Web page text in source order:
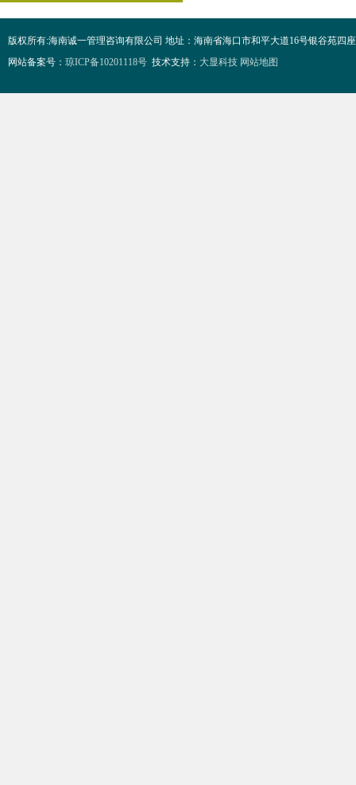
版权所有:海南诚一管理咨询有限公司 地址：海南省海口市和平大道16号银谷苑四座
网站备案号： 琼ICP备10201118号 技术支持： 大显科技 网站地图